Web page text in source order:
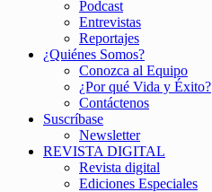
Podcast
Entrevistas
Reportajes
¿Quiénes Somos?
Conozca al Equipo
¿Por qué Vida y Éxito?
Contáctenos
Suscríbase
Newsletter
REVISTA DIGITAL
Revista digital
Ediciones Especiales